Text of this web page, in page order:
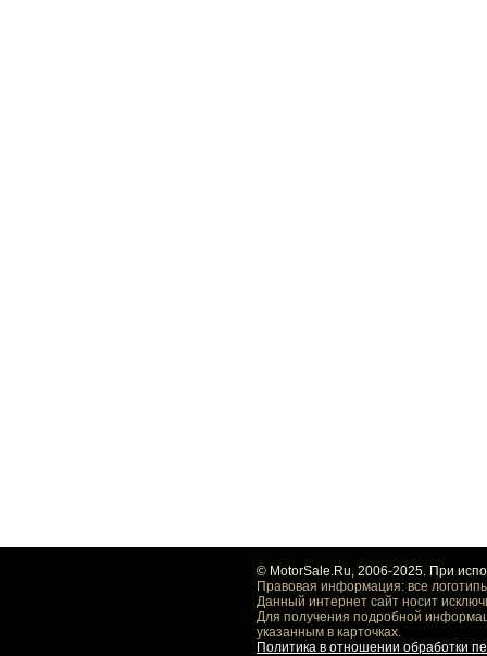
© MotorSale.Ru, 2006-2025. При
Правовая информация: все
Данный интернет сайт носит
Для получения подробной
указанным в карточках.
Политика в отношении обработки